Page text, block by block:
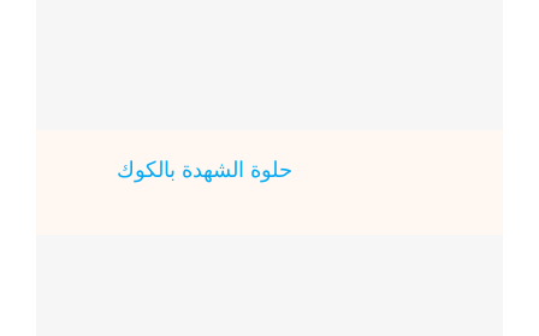
حلوة الشهدة بالكوك